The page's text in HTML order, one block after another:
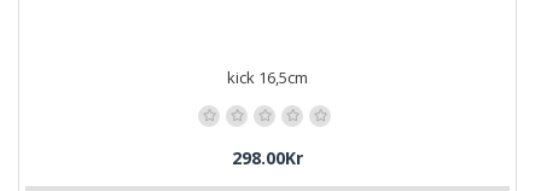
kick 16,5cm
298.00Kr